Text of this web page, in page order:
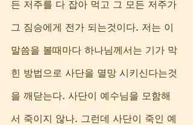
든 저주를 다 잡아 먹고 그 모든 저주가
그 짐승에게 전가 되는것이다. 저는 이
말씀을 볼때마다 하나님께서는 기가 막
힌 방법으로 사단을 멸망 시키신다는것
을 깨닫는다. 사단이 예수님을 모함해
서 죽이지 않나. 그런데 사단이 죽인 예